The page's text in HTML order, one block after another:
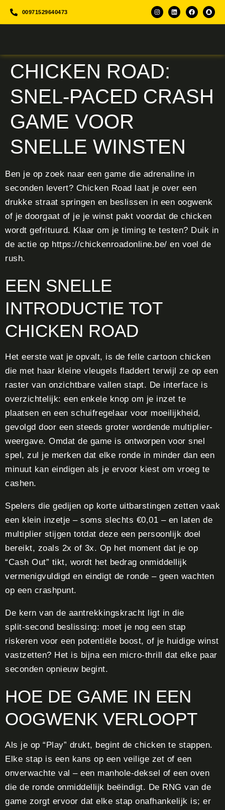
00971529640473
CHICKEN ROAD:
SNEL‑PACED CRASH
GAME VOOR
SNELLE WINSTEN
Ben je op zoek naar een game die adrenaline in
seconden levert? Chicken Road laat je over een
drukke straat springen en beslissen in een oogwenk
of je doorgaat of je je winst pakt voordat de chicken
wordt gefrituurd. Klaar om je timing te testen? Duik in
de actie op https://chickenroadonline.be/ en voel de
rush.
EEN SNELLE
INTRODUCTIE TOT
CHICKEN ROAD
Het eerste wat je opvalt, is de felle cartoon chicken
die met haar kleine vleugels fladdert terwijl ze op een
raster van onzichtbare vallen stapt. De interface is
overzichtelijk: een enkele knop om je inzet te
plaatsen en een schuifregelaar voor moeilijkheid,
gevolgd door een steeds groter wordende multiplier-
weergave. Omdat de game is ontworpen voor snel
spel, zul je merken dat elke ronde in minder dan een
minuut kan eindigen als je ervoor kiest om vroeg te
cashen.
Spelers die gedijen op korte uitbarstingen zetten vaak
een klein inzetje – soms slechts €0,01 – en laten de
multiplier stijgen totdat deze een persoonlijk doel
bereikt, zoals 2x of 3x. Op het moment dat je op
“Cash Out” tikt, wordt het bedrag onmiddellijk
vermenigvuldigd en eindigt de ronde – geen wachten
op een crashpunt.
De kern van de aantrekkingskracht ligt in die
split‑second beslissing: moet je nog een stap
riskeren voor een potentiële boost, of je huidige winst
vastzetten? Het is bijna een micro‑thrill dat elke paar
seconden opnieuw begint.
HOE DE GAME IN EEN
OOGWENK VERLOOPT
Als je op “Play” drukt, begint de chicken te stappen.
Elke stap is een kans op een veilige zet of een
onverwachte val – een manhole-deksel of een oven
die de ronde onmiddellijk beëindigt. De RNG van de
game zorgt ervoor dat elke stap onafhankelijk is; er